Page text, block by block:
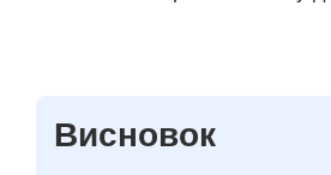
Висновок